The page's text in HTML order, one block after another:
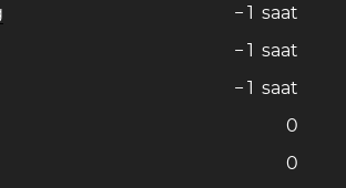
− 1 saat
− 1 saat
− 1 saat
0
0